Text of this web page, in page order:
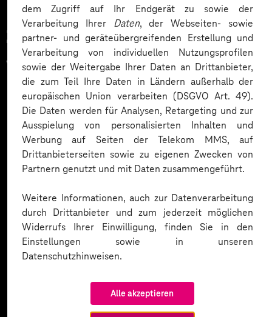
dem Zugriff auf Ihr Endgerät zu sowie der
Verarbeitung Ihrer Daten, der Webseiten- sowie
partner- und geräteübergreifenden Erstellung und
Verarbeitung von individuellen Nutzungsprofilen
sowie der Weitergabe Ihrer Daten an Drittanbieter,
die zum Teil Ihre Daten in Ländern außerhalb der
europäischen Union verarbeiten (DSGVO Art. 49).
Die Daten werden für Analysen, Retargeting und zur
Ausspielung von personalisierten Inhalten und
Werbung auf Seiten der Telekom MMS, auf
Drittanbieterseiten sowie zu eigenen Zwecken von
Partnern genutzt und mit Daten zusammengeführt.
Weitere Informationen, auch zur Datenverarbeitung
durch Drittanbieter und zum jederzeit möglichen
Widerrufs Ihrer Einwilligung, finden Sie in den
Einstellungen sowie in unseren
Datenschutzhinweisen.
Alle akzeptieren
Zahlreiche Unternehmen
vertrauen auf unsere
Expertise. Hier eine Auswahl: